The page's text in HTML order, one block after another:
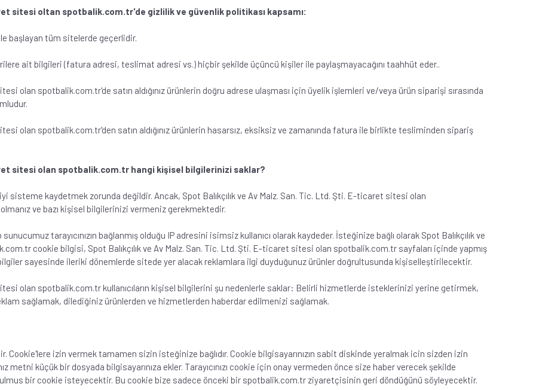
sitesi oltan spotbalik.com.tr'de gizlilik ve güvenlik politikası kapsamı:
başlayan tüm sitelerde geçerlidir.
ait bilgileri (fatura adresi, teslimat adresi vs.) hiçbir şekilde üçüncü kişiler ile paylaşmayacağını taahhüt eder..
olan spotbalik.com.tr'de satın aldığınız ürünlerin doğru adrese ulaşması için üyelik işlemleri ve/veya ürün siparişi sırasında
olan spotbalik.com.tr'den satın aldığınız ürünlerin hasarsız, eksiksiz ve zamanında fatura ile birlikte tesliminden sipariş
sitesi olan spotbalik.com.tr hangi kişisel bilgilerinizi saklar?
kaydetmek zorunda değildir. Ancak, Spot Balıkçılık ve Av Malz. San. Tic. Ltd. Şti. E-ticaret sitesi olan
ve bazı kişisel bilgilerinizi vermeniz gerekmektedir.
tarayıcınızın bağlanmış olduğu IP adresini isimsiz kullanıcı olarak kaydeder. İsteğinize bağlı olarak Spot Balıkçılık ve
cookie bilgisi, Spot Balıkçılık ve Av Malz. San. Tic. Ltd. Şti. E-ticaret sitesi olan spotbalik.com.tr sayfaları içinde yapmış
sayesinde ileriki dönemlerde sitede yer alacak reklamlara ilgi duyduğunuz ürünler doğrultusunda kişiselleştirilecektir.
olan spotbalik.com.tr kullanıcıların kişisel bilgilerini şu nedenlerle saklar: Belirli hizmetlerde isteklerinizi yerine getirmek,
sağlamak, dilediğiniz ürünlerden ve hizmetlerden haberdar edilmenizi sağlamak.
Cookie'lere izin vermek tamamen sizin isteğinize bağlıdır. Cookie bilgisayarınızın sabit diskinde yeralmak icin sizden izin
metni küçük bir dosyada bilgisayarınıza ekler. Tarayıcınızı cookie için onay vermeden önce size haber verecek şekilde
bir cookie isteyecektir. Bu cookie bize sadece önceki bir spotbalik.com.tr ziyaretçisinin geri döndüğünü söyleyecektir.